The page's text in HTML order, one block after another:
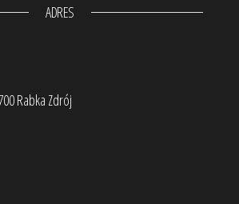
ADRES
Rabka Zdrój